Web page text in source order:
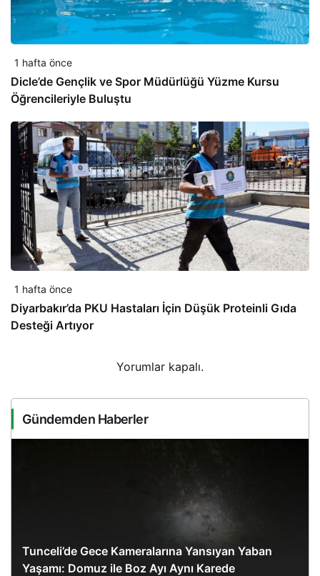
1 hafta önce
Dicle’de Gençlik ve Spor Müdürlüğü Yüzme Kursu
Öğrencileriyle Buluştu
1 hafta önce
Diyarbakır’da PKU Hastaları İçin Düşük Proteinli Gıda
Desteği Artıyor
Yorumlar kapalı.
Gündemden Haberler
Tunceli’de Gece Kameralarına Yansıyan Yaban
Yaşamı: Domuz ile Boz Ayı Aynı Karede